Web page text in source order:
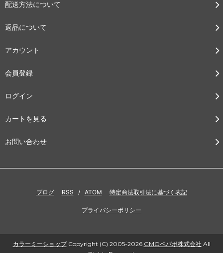
配送方法について
返品について
アカウント
会員登録
ログイン
カートを見る
お問い合わせ
ブログ RSS / ATOM 特定商法取引法に基づく表記
プライバシーポリシー
カラーミーショップCopyright (C) 2005-2026 GMOペパボ株式会社 All